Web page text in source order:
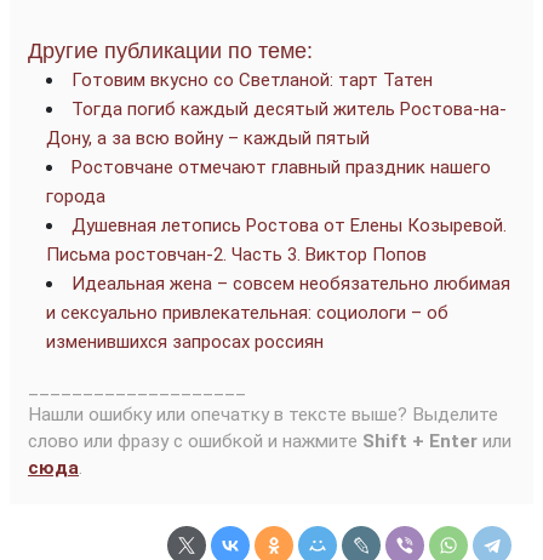
Другие публикации по теме:
Готовим вкусно со Светланой: тарт Татен
Тогда погиб каждый десятый житель Ростова-на-
Дону, а за всю войну – каждый пятый
Ростовчане отмечают главный праздник нашего
города
Душевная летопись Ростова от Елены Козыревой.
Письма ростовчан-2. Часть 3. Виктор Попов
Идеальная жена – совсем необязательно любимая
и сексуально привлекательная: социологи – об
изменившихся запросах россиян
Нашли ошибку или опечатку в тексте выше? Выделите
слово или фразу с ошибкой и нажмите Shift + Enter или
сюда.